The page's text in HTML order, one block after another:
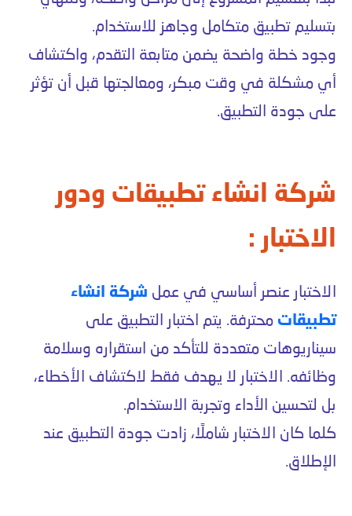
بتسليم تطبيق متكامل وجاهز للاستخدام.
وجود خطة واضحة يضمن متابعة التقدم، واكتشاف
أي مشكلة في وقت مبكر، ومعالجتها قبل أن تؤثر
على جودة التطبيق.
شركة انشاء تطبيقات ودور
الاختبار :
الاختبار عنصر أساسي في عمل شركة انشاء
تطبيقات محترفة. يتم اختبار التطبيق على
سيناريوهات متعددة للتأكد من استقراره وسلامة
وظائفه. الاختبار لا يهدف فقط لاكتشاف الأخطاء،
بل لتحسين الأداء وتجربة الاستخدام.
كلما كان الاختبار شاملًا، زادت جودة التطبيق عند
الإطلاق.